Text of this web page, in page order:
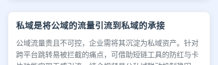
私域是将公域的流量引流到私域的承接
公域流量贵且不可控，企业需将其沉淀为私域资产。针对
跨平台跳转易被拦截的痛点，可借助短链工具的防红与卡